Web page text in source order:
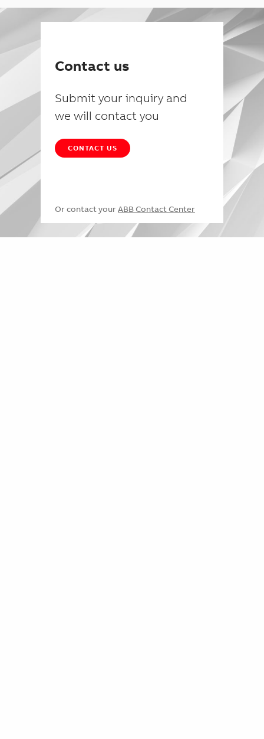
Contact us
Submit your inquiry and
we will contact you
CONTACT US
Or contact your ABB Contact Center